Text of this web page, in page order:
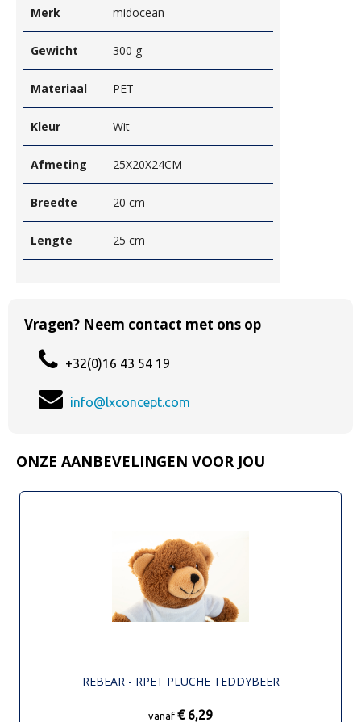
Merk midocean
Gewicht 300 g
Materiaal PET
Kleur Wit
Afmeting 25X20X24CM
Breedte 20 cm
Lengte 25 cm
Vragen? Neem contact met ons op
+32(0)16 43 54 19
info@lxconcept.com
ONZE AANBEVELINGEN VOOR JOU
REBEAR - RPET PLUCHE TEDDYBEER
vanaf € 6,29